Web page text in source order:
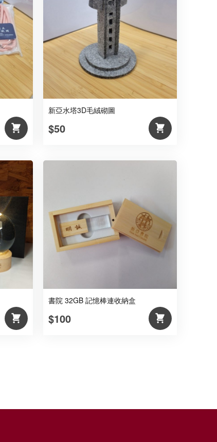
新亞水塔3D毛絨砌圖
$50
書院 32GB 記憶棒連收納盒
$100